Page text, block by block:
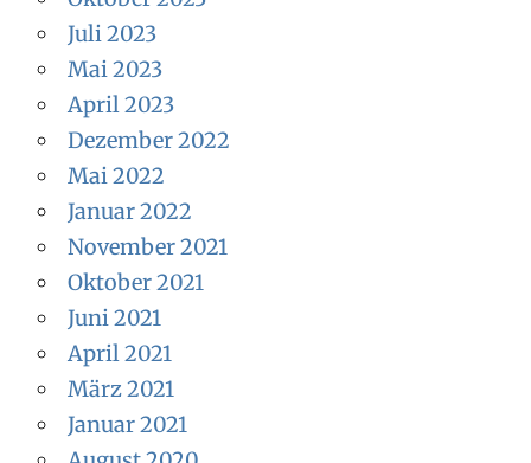
Juli 2023
Mai 2023
April 2023
Dezember 2022
Mai 2022
Januar 2022
November 2021
Oktober 2021
Juni 2021
April 2021
März 2021
Januar 2021